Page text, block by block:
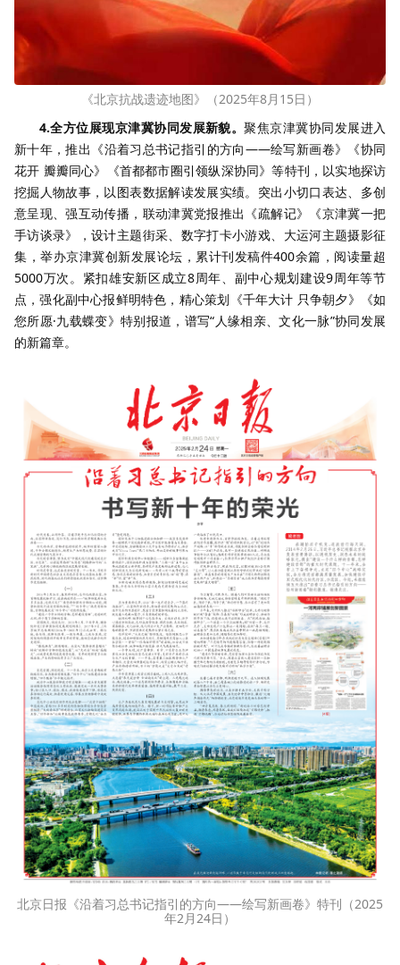
《北京抗战遗迹地图》（2025年8月15日）
4.全方位展现京津冀协同发展新貌。聚焦京津冀协同发展进入
新十年，推出《沿着习总书记指引的方向——绘写新画卷》《协同
花开 瓣瓣同心》《首都都市圈引领纵深协同》等特刊，以实地探访
挖掘人物故事，以图表数据解读发展实绩。突出小切口表达、多创
意呈现、强互动传播，联动津冀党报推出《疏解记》《京津冀一把
手访谈录》，设计主题街采、数字打卡小游戏、大运河主题摄影征
集，举办京津冀创新发展论坛，累计刊发稿件400余篇，阅读量超
5000万次。紧扣雄安新区成立8周年、副中心规划建设9周年等节
点，强化副中心报鲜明特色，精心策划《千年大计 只争朝夕》《如
您所愿·九载蝶变》特别报道，谱写“人缘相亲、文化一脉”协同发展
的新篇章。
北京日报《沿着习总书记指引的方向——绘写新画卷》特刊（2025
年2月24日）